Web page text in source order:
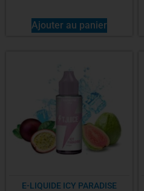
Ajouter au panier
E-LIQUIDE ICY PARADISE